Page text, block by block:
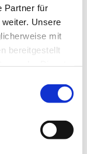
Partner für
Unsere
mit
bereitgestellt